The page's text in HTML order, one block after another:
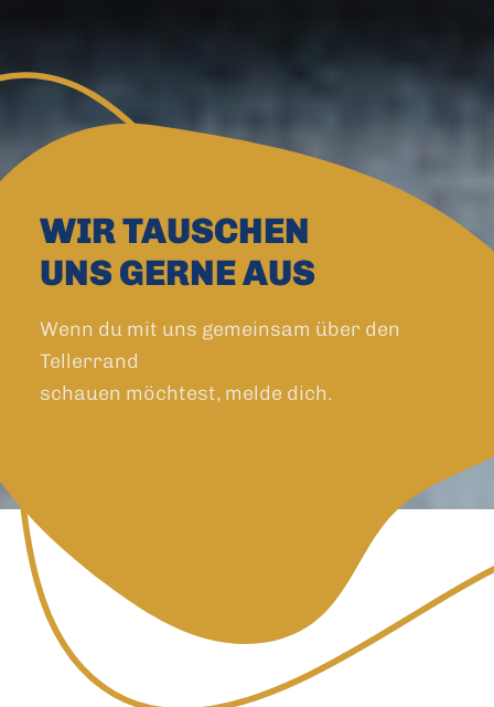
WIR TAUSCHEN
UNS GERNE AUS
Wenn du mit uns gemeinsam über den
Tellerrand
schauen möchtest, melde dich.